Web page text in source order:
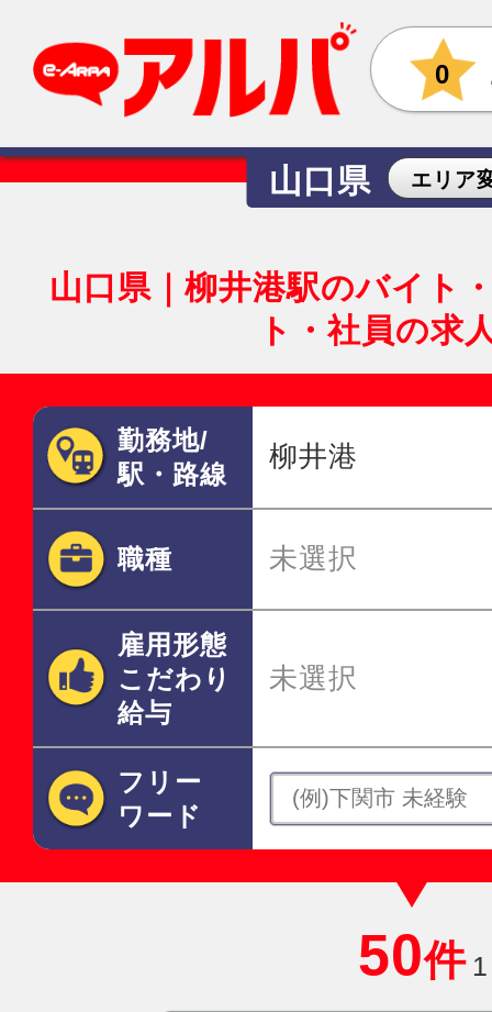
0
山口県 エリア
山口県｜柳井港駅のバイト
ト・社員の求
勤務地/
駅・路線
柳井港
職種 未選択
雇用形態
こだわり
給与
未選択
フリー
ワード
50件